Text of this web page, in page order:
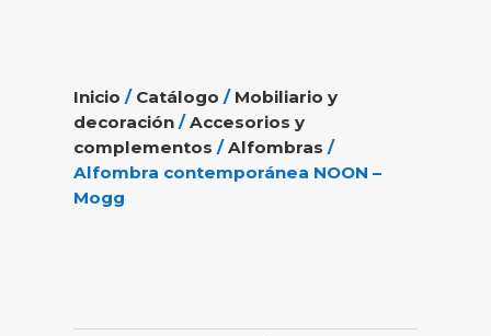
Inicio / Catálogo / Mobiliario y
decoración /Accesorios y
complementos /Alfombras /
Alfombra contemporánea NOON –
Mogg